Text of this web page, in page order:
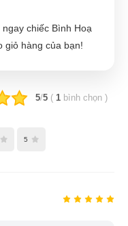
chiếc Bình Hoạ
giỏ hàng của bạn!
5/5 ( 1 bình chọn)
5